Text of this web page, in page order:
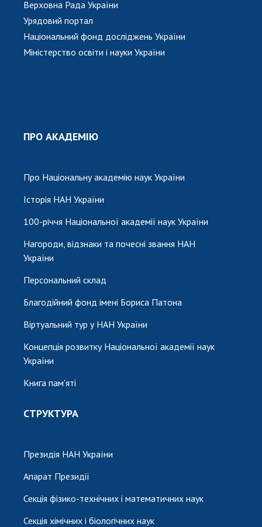
Верховна Рада України
Урядовий портал
Національний фонд досліджень України
Міністерство освіти і науки України
ПРО АКАДЕМІЮ
Про Національну академію наук України
Історія НАН України
100-річчя Національної академії наук України
Нагороди, відзнаки та почесні звання НАН
України
Персональний склад
Благодійний фонд імені Бориса Патона
Віртуальний тур у НАН України
Концепція розвитку Національної академії наук
України
Книга пам'яті
СТРУКТУРА
Президія НАН України
Апарат Президії
Секція фізико-технічних і математичних наук
Секція хімічних і біологічних наук